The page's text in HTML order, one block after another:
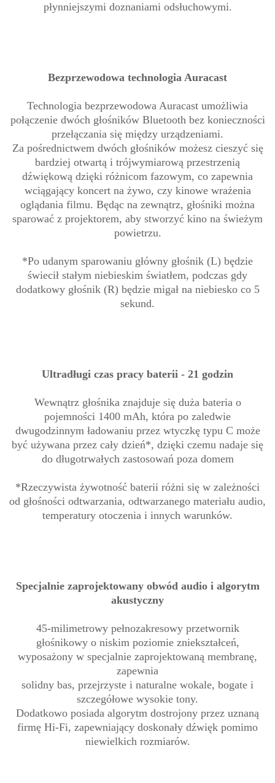
płynniejszymi doznaniami odsłuchowymi.
Bezprzewodowa technologia Auracast
Technologia bezprzewodowa Auracast umożliwia
połączenie dwóch głośników Bluetooth bez konieczności
przełączania się między urządzeniami.
Za pośrednictwem dwóch głośników możesz cieszyć się
bardziej otwartą i trójwymiarową przestrzenią
dźwiękową dzięki różnicom fazowym, co zapewnia
wciągający koncert na żywo, czy kinowe wrażenia
oglądania filmu. Będąc na zewnątrz, głośniki można
sparować z projektorem, aby stworzyć kino na świeżym
powietrzu.
*Po udanym sparowaniu główny głośnik (L) będzie
świecił stałym niebieskim światłem, podczas gdy
dodatkowy głośnik (R) będzie migał na niebiesko co 5
sekund.
Ultradługi czas pracy baterii - 21 godzin
Wewnątrz głośnika znajduje się duża bateria o
pojemności 1400 mAh, która po zaledwie
dwugodzinnym ładowaniu przez wtyczkę typu C może
być używana przez cały dzień*, dzięki czemu nadaje się
do długotrwałych zastosowań poza domem
*Rzeczywista żywotność baterii różni się w zależności
od głośności odtwarzania, odtwarzanego materiału audio,
temperatury otoczenia i innych warunków.
Specjalnie zaprojektowany obwód audio i algorytm
akustyczny
45-milimetrowy pełnozakresowy przetwornik
głośnikowy o niskim poziomie zniekształceń,
wyposażony w specjalnie zaprojektowaną membranę,
zapewnia
solidny bas, przejrzyste i naturalne wokale, bogate i
szczegółowe wysokie tony.
Dodatkowo posiada algorytm dostrojony przez uznaną
firmę Hi-Fi, zapewniający doskonały dźwięk pomimo
niewielkich rozmiarów.